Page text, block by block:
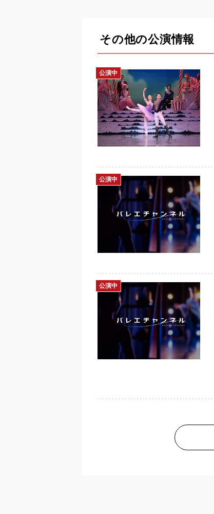
その他の公演情報
公演中
公演中
公演中